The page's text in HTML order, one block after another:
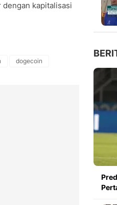
kapitalisasi
dogecoin